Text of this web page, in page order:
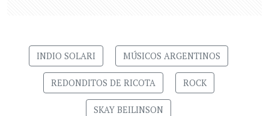
INDIO SOLARI MÚSICOS ARGENTINOS
REDONDITOS DE RICOTA ROCK
SKAY BEILINSON